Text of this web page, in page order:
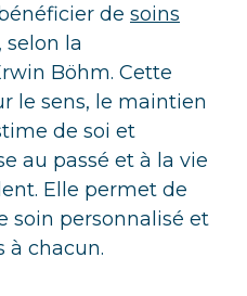
de soins
, selon la
Böhm. Cette
le sens, le maintien
de soi et
au passé et à la vie
Elle permet de
soin personnalisé et
à chacun.